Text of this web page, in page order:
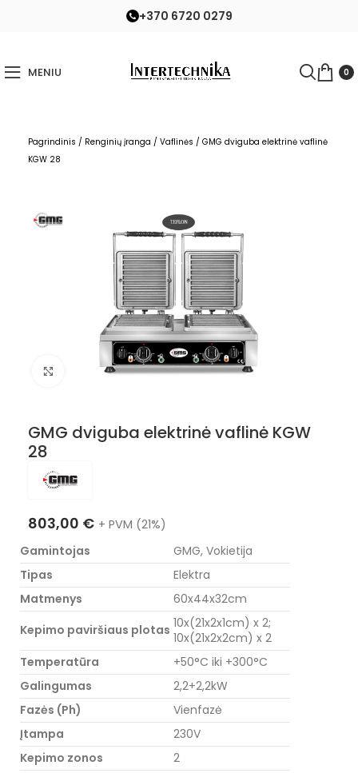
+370 6720 0279
MENIU 0
Pagrindinis / Renginių įranga / Vaflinės / GMG dviguba elektrinė vaflinė
KGW 28
Nuotraukos padidinimas
GMG dviguba elektrinė vaflinė KGW
28
803,00 € + PVM (21%)
Gamintojas
GMG, Vokietija
Tipas
Elektra
Matmenys
60x44x32cm
Kepimo paviršiaus plotas 10x(21x2x1cm) x 2;
10x(21x2x2cm) x 2
Temperatūra
+50°C iki +300°C
Galingumas
2,2+2,2kW
Fazės (Ph)
Vienfazė
Įtampa
230V
Kepimo zonos
2